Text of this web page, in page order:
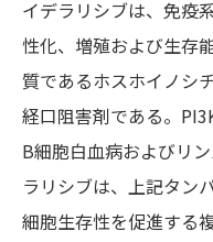
イデラリシブは、免疫
性化、増殖および生存
質であるホスホイノシ
経口阻害剤である。
B細胞白血病およびリ
ラリシブは、上記タン
細胞生存性を促進する